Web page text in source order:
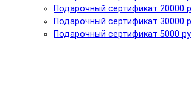
Подарочный сертификат 20000
Подарочный сертификат 30000
Подарочный сертификат 5000